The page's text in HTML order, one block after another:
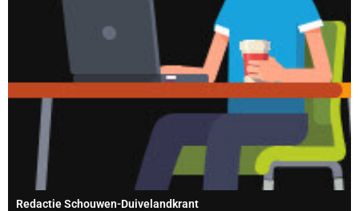
Redactie Schouwen-Duivelandkrant